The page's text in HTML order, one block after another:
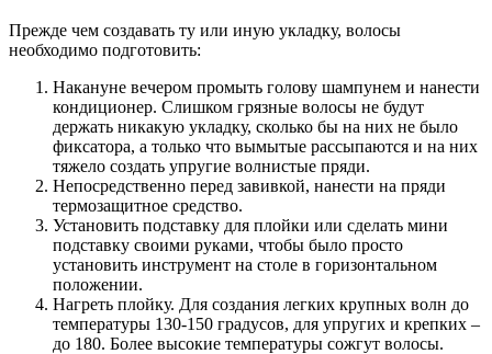
Прежде чем создавать ту или иную укладку, волосы
необходимо подготовить:
Накануне вечером промыть голову шампунем и нанести
кондиционер. Слишком грязные волосы не будут
держать никакую укладку, сколько бы на них не было
фиксатора, а только что вымытые рассыпаются и на них
тяжело создать упругие волнистые пряди.
Непосредственно перед завивкой, нанести на пряди
термозащитное средство.
Установить подставку для плойки или сделать мини
подставку своими руками, чтобы было просто
установить инструмент на столе в горизонтальном
положении.
Нагреть плойку. Для создания легких крупных волн до
температуры 130-150 градусов, для упругих и крепких –
до 180. Более высокие температуры сожгут волосы.